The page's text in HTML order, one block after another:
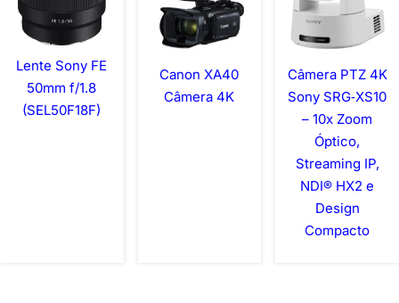
Lente Sony FE
50mm f/1.8
(SEL50F18F)
Canon XA40
Câmera 4K
Câmera PTZ 4K
Sony SRG‑XS10
– 10x Zoom
Óptico,
Streaming IP,
NDI® HX2 e
Design
Compacto